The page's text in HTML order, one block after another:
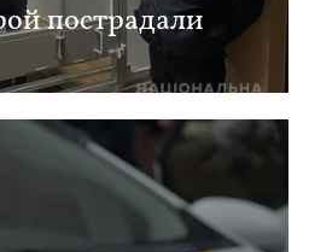
пострадали